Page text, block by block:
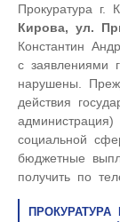
Прокуратура г.
Кирова, ул.
Константин
с заявлениями
нарушены.
действия
администрация)
социальной
бюджетные
получить по